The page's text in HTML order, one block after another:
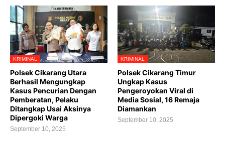
KRIMINAL
Polsek Cikarang Utara
Berhasil Mengungkap
Kasus Pencurian Dengan
Pemberatan, Pelaku
Ditangkap Usai Aksinya
Dipergoki Warga
September 10, 2025
KRIMINAL
Polsek Cikarang Timur
Ungkap Kasus
Pengeroyokan Viral di
Media Sosial, 16 Remaja
Diamankan
September 10, 2025